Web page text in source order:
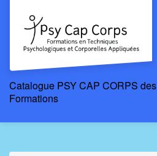
Catalogue PSY CAP CORPS des
Formations